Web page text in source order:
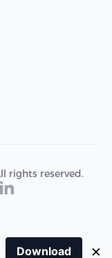
rights reserved.
Download ×